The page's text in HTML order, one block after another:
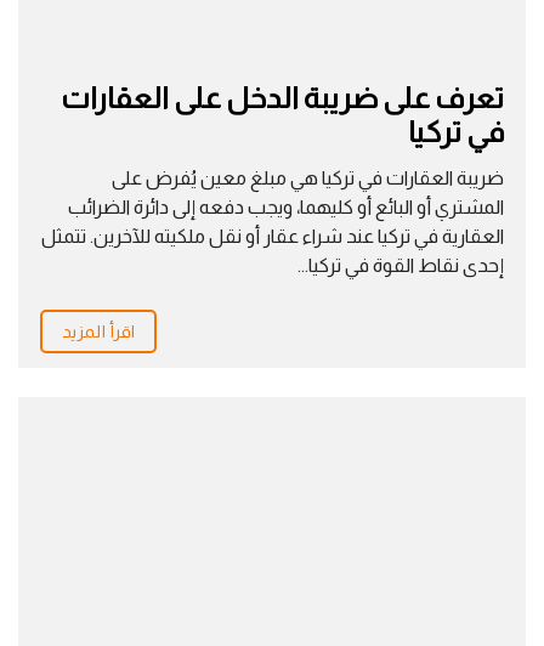
تعرف على ضريبة الدخل على العقارات
في تركيا
ضريبة العقارات في تركيا هي مبلغ معين يُفرض على
المشتري أو البائع أو كليهما، ويجب دفعه إلى دائرة الضرائب
العقارية في تركيا عند شراء عقار أو نقل ملكيته للآخرين. تتمثل
إحدى نقاط القوة في تركيا...
اقرأ المزيد